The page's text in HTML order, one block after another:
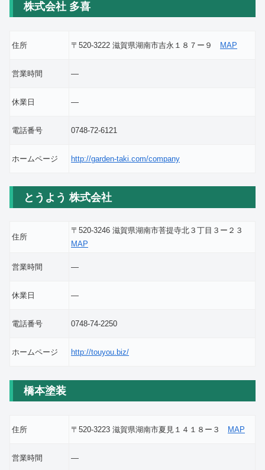
株式会社 多喜
住所 〒520-3222 滋賀県湖南市吉永１８７ー９ MAP
営業時間 ―
休業日 ―
電話番号 0748-72-6121
ホームページ http://garden-taki.com/company
とうよう 株式会社
住所
〒520-3246 滋賀県湖南市菩提寺北３丁目３ー２３
MAP
営業時間 ―
休業日 ―
電話番号 0748-74-2250
ホームページ http://touyou.biz/
橋本塗装
住所 〒520-3223 滋賀県湖南市夏見１４１８ー３ MAP
営業時間 ―